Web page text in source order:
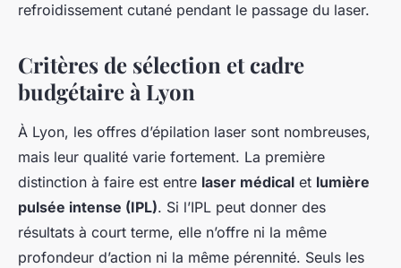
refroidissement cutané pendant le passage du laser.
Critères de sélection et cadre
budgétaire à Lyon
À Lyon, les offres d’épilation laser sont nombreuses,
mais leur qualité varie fortement. La première
distinction à faire est entre laser médical et lumière
pulsée intense (IPL). Si l’IPL peut donner des
résultats à court terme, elle n’offre ni la même
profondeur d’action ni la même pérennité. Seuls les